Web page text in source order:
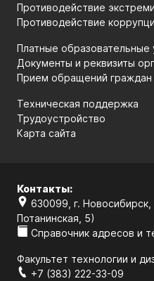
Противодействие
Противодействие
Платные образовательные
Документы и реквизиты
Прием обращений граждан
Техническая поддержка
Трудоустройство
Карта сайта
Контакты:
630099, г.
Потанинская, 5)
Справочник адресов и
Факультет технологии и
+7 (383) 222-33-09